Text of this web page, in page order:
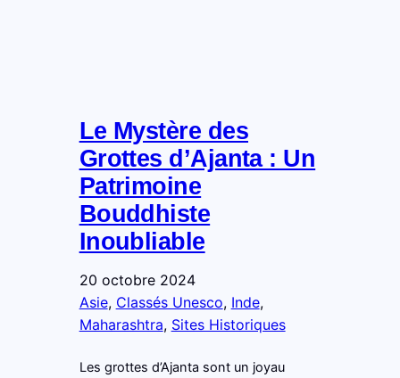
Le Mystère des
Grottes d’Ajanta : Un
Patrimoine
Bouddhiste
Inoubliable
20 octobre 2024
Asie, Classés Unesco, Inde ,
Maharashtra, Sites Historiques
Les grottes d’Ajanta sont un joyau